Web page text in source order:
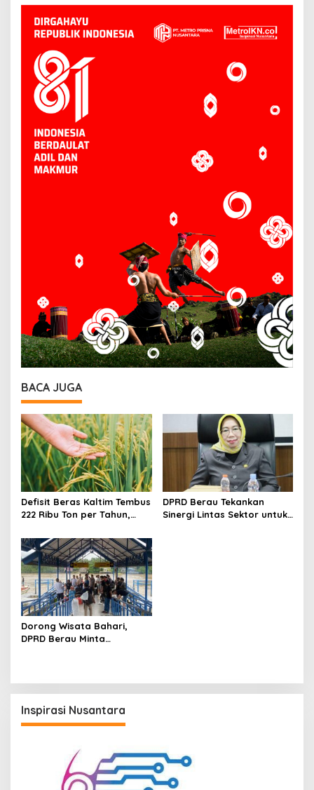
BACA JUGA
Defisit Beras Kaltim Tembus
222 Ribu Ton per Tahun,
Luar Daerah Masih Tinggi
DPRD Berau Tekankan
Sinergi Lintas Sektor untuk
Dorong Wisata Bahari,
DPRD Berau Minta
Inspirasi Nusantara